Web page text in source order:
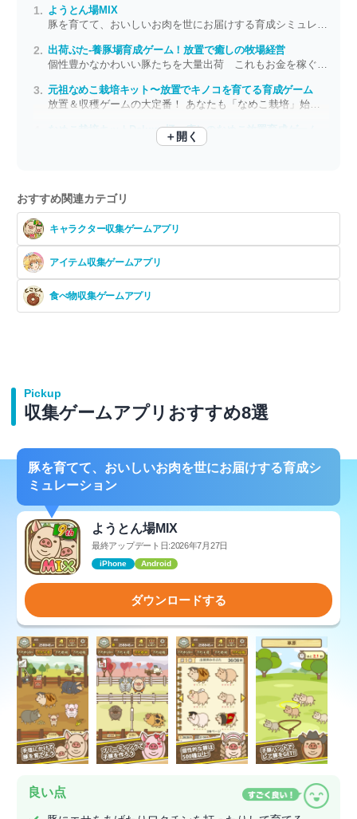
ようとん場MIX
豚を育てて、おいしいお肉を世にお届けする育成シミュレーション
出荷ぶた-養豚場育成ゲーム！放置で癒しの牧場経営
個性豊かなかわいい豚たちを大量出荷 これもお金を稼ぐため……
元祖なめこ栽培キット〜放置でキノコを育てる育成ゲーム
放置＆収穫ゲームの大定番！ あなたも「なめこ栽培」始めてみませんか？
なめこ栽培キットDeluxe 極〜癒しのなめこ放置育成ゲーム
＋開く
おすすめ関連カテゴリ
キャラクター収集ゲームアプリ
アイテム収集ゲームアプリ
食べ物収集ゲームアプリ
Pickup
収集ゲームアプリおすすめ8選
豚を育てて、おいしいお肉を世にお届けする育成シ
ミュレーション
ようとん場MIX
最終アップデート日:2026年7月27日
iPhone Android
ダウンロードする
良い点